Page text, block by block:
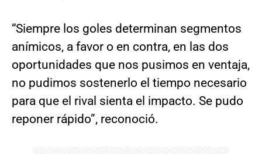
“Siempre los goles determinan segmentos
anímicos, a favor o en contra, en las dos
oportunidades que nos pusimos en ventaja,
no pudimos sostenerlo el tiempo necesario
para que el rival sienta el impacto. Se pudo
reponer rápido”, reconoció.